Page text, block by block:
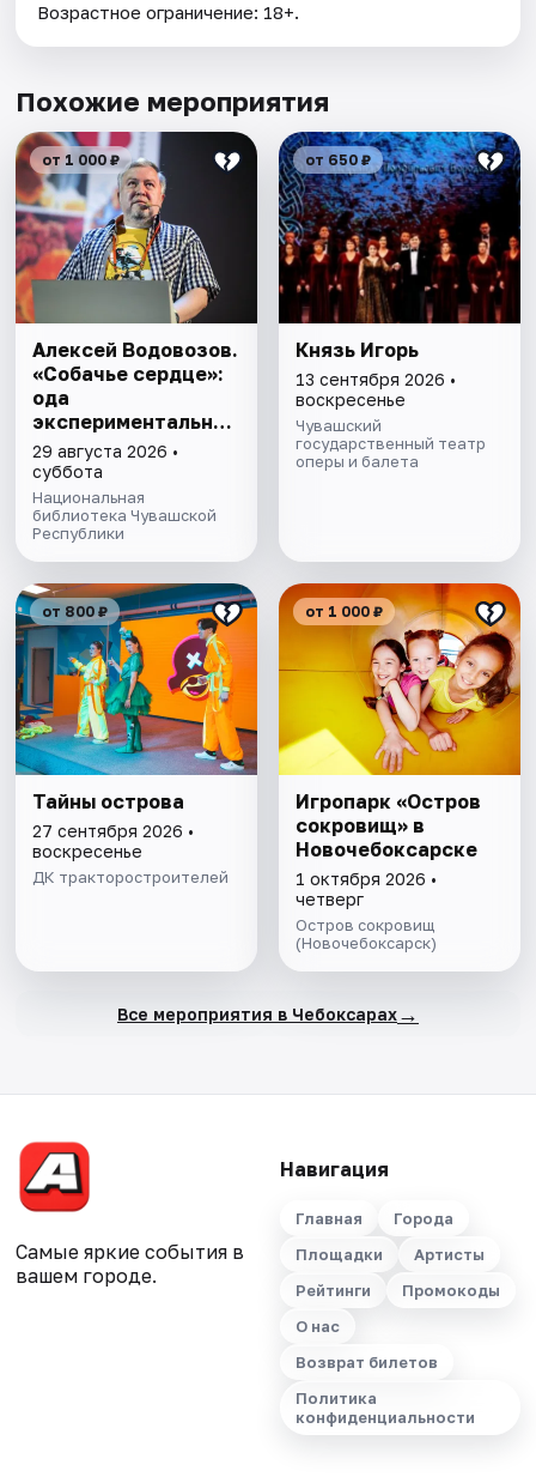
Возрастное ограничение: 18+.
Похожие мероприятия
от 1 000 ₽
Алексей Водовозов.
«Собачье сердце»:
ода
экспериментальной
медицине
29 августа 2026 •
суббота
Национальная
библиотека Чувашской
Республики
от 650 ₽
Князь Игорь
13 сентября 2026 •
воскресенье
Чувашский
государственный театр
оперы и балета
от 800 ₽
Тайны острова
27 сентября 2026 •
воскресенье
ДК тракторостроителей
от 1 000 ₽
Игропарк «Остров
сокровищ» в
Новочебоксарске
1 октября 2026 •
четверг
Остров сокровищ
(Новочебоксарск)
Все мероприятия в Чебоксарах→
Самые яркие события в
вашем городе.
Навигация
Главная
Города
Площадки
Артисты
Рейтинги
Промокоды
О нас
Возврат билетов
Политика
конфиденциальности